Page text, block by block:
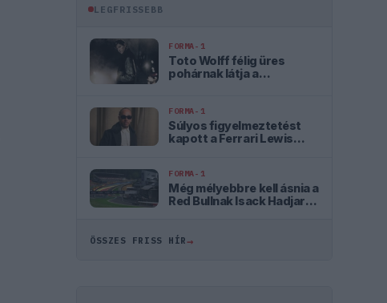
LEGFRISSEBB
FORMA-1
Toto Wolff félig üres
pohárnak látja a
FORMA-1
Súlyos figyelmeztetést
kapott a Ferrari Lewis
FORMA-1
Még mélyebbre kell ásnia a
Red Bullnak Isack Hadjar
ÖSSZES FRISS HÍR→